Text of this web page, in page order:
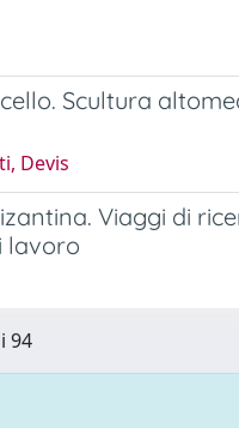
Scultura
Devis
Viaggi di
lavoro
94